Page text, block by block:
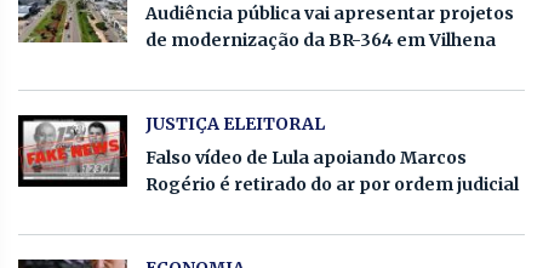
Audiência pública vai apresentar projetos
de modernização da BR-364 em Vilhena
JUSTIÇA ELEITORAL
Falso vídeo de Lula apoiando Marcos
Rogério é retirado do ar por ordem judicial